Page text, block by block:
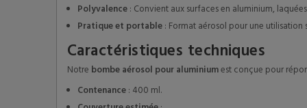
Polyvalence: Convient aux surfaces en aluminium,
Pratique et portable: Format aérosol pour une utilisation
Caractéristiques techniques
Notre bombe aérosol pour aluminiumest conçue pour
Contenance: 400 ml.